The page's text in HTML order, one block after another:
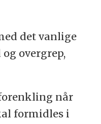
det vanlige
overgrep,
når
formidles i